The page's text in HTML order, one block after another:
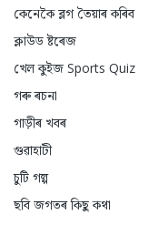
কেনেকৈ ব্লগ তৈয়াৰ কৰিব
ক্লাউড ষ্টৰেজ
খেল কুইজ Sports Quiz
গৰু ৰচনা
গাড়ীৰ খবৰ
গুৱাহাটী
চুটি গল্প
ছবি জগতৰ কিছু কথা